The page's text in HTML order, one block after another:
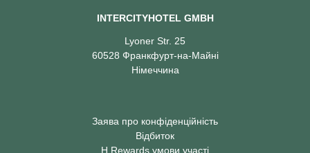
INTERCITYHOTEL GMBH
Lyoner Str. 25
60528 Франкфурт-на-Майні
Німеччина
Заява про конфіденційність
Відбиток
H Rewards умови участі